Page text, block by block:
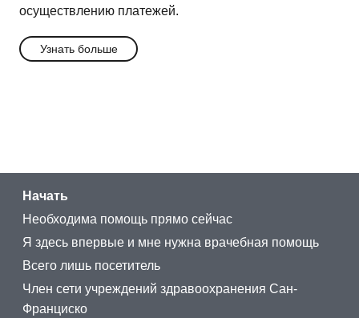
осуществлению платежей.
Узнать больше
Начать
Необходима помощь прямо сейчас
Я здесь впервые и мне нужна врачебная помощь
Всего лишь посетитель
Член сети учреждений здравоохранения Сан-
Франциско